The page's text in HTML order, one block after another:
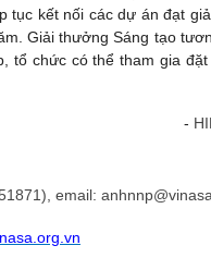
tục kết nối các dự án đạt
Giải thưởng Sáng tạo
tổ chức có thể tham gia
-
email: